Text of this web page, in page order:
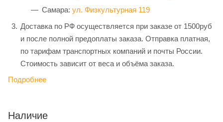
Самара: ул. Физкультурная 119
Доставка по РФ осуществляется при заказе от 1500руб
и после полной предоплаты заказа. Отправка платная,
по тарифам транспортных компаний и почты России.
Стоимость зависит от веса и объёма заказа.
Подробнее
Наличие